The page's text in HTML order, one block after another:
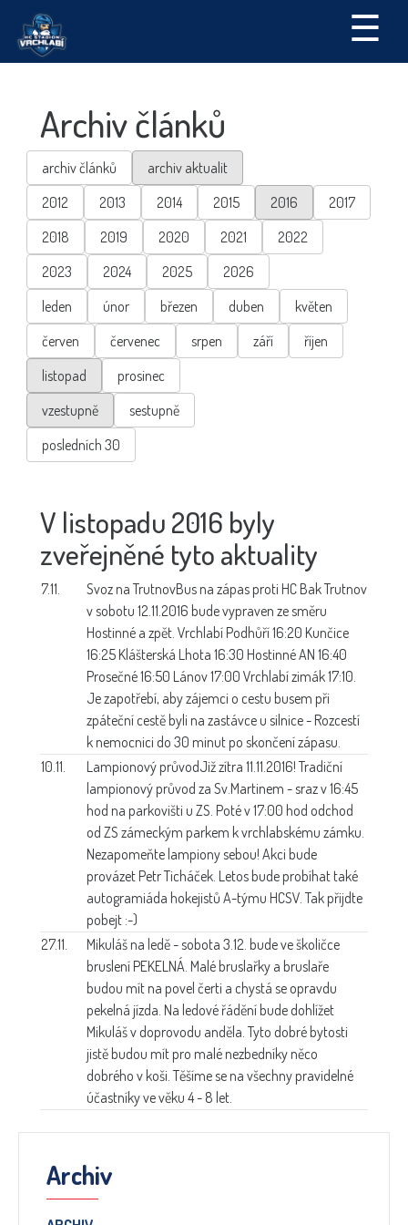
☰
Archiv článků
archiv článků
archiv aktualit
2012
2013 2014 2015 2016
2017
2018
2019 2020 2021
2022
2023
2024 2025
2026
leden
únor březen duben
květen
červen
červenec srpen září
říjen
listopad
prosinec
vzestupně
sestupně
posledních 30
V listopadu 2016 byly
zveřejněné tyto aktuality
7.11. Svoz na TrutnovBus na zápas proti HC Bak Trutnov
v sobotu 12.11.2016 bude vypraven ze směru
Hostinné a zpět. Vrchlabí Podhůří 16:20 Kunčice
16:25 Klášterská Lhota 16:30 Hostinné AN 16:40
Prosečné 16:50 Lánov 17:00 Vrchlabí zimák 17:10.
Je zapotřebí, aby zájemci o cestu busem při
zpáteční cestě byli na zastávce u silnice - Rozcestí
k nemocnici do 30 minut po skončení zápasu.
10.11.
Lampionový průvodJiž zítra 11.11.2016! Tradiční
lampionový průvod za Sv.Martinem - sraz v 16:45
hod na parkovišti u ZS. Poté v 17:00 hod odchod
od ZS zámeckým parkem k vrchlabskému zámku.
Nezapomeňte lampiony sebou! Akci bude
provázet Petr Ticháček. Letos bude probíhat také
autogramiáda hokejistů A-týmu HCSV. Tak přijdte
pobejt :-)
27.11.
Mikuláš na ledě -sobota 3.12. bude ve školičce
bruslení PEKELNÁ. Malé bruslařky a bruslaře
budou mít na povel čerti a chystá se opravdu
pekelná jízda. Na ledové řádění bude dohlížet
Mikuláš v doprovodu anděla. Tyto dobré bytosti
jistě budou mít pro malé nezbedníky něco
dobrého v koši. Těšíme se na všechny pravidelné
účastníky ve věku 4 - 8 let.
Archiv